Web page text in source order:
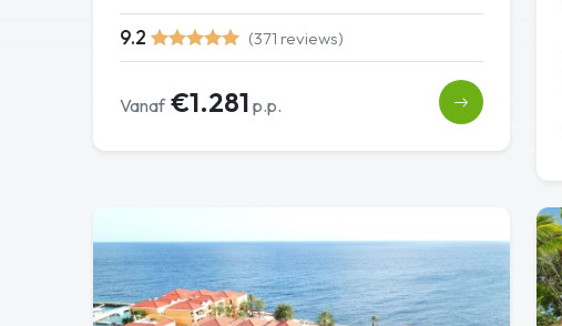
9.2 (371 reviews)
Vanaf€1.281 p.p.